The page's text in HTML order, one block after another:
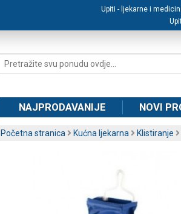
Upiti - ljekarne i
NAJPRODAVANIJE NOVI
Početna stranica Kućna ljekarna Klistiranje